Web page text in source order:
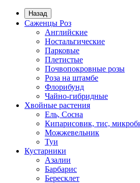
Назад
Саженцы Роз
Английские
Ностальгические
Парковые
Плетистые
Почвопокровные розы
Роза на штамбе
Флорибунд
Чайно-гибридные
Хвойные растения
Ель, Сосна
Кипарисовик, тис,
Можжевельник
Туи
Кустарники
Азалии
Барбарис
Бересклет